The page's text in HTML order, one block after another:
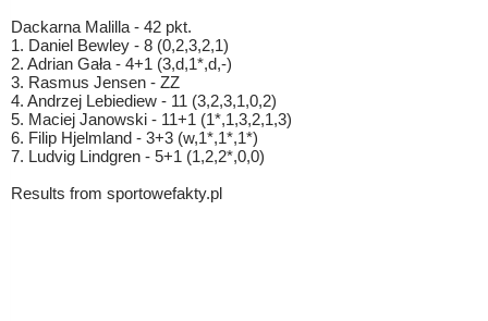
Dackarna Malilla - 42 pkt.
1. Daniel Bewley - 8 (0,2,3,2,1)
2. Adrian Gała - 4+1 (3,d,1*,d,-)
3. Rasmus Jensen - ZZ
4. Andrzej Lebiediew - 11 (3,2,3,1,0,2)
5. Maciej Janowski - 11+1 (1*,1,3,2,1,3)
6. Filip Hjelmland - 3+3 (w,1*,1*,1*)
7. Ludvig Lindgren - 5+1 (1,2,2*,0,0)
Results from sportowefakty.pl